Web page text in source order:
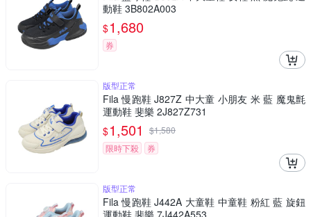
動鞋 3B802A003
$1,680
券
版型正常
Fila 慢跑鞋 J827Z 中大童 小朋友 米 藍 魔鬼氈
運動鞋 斐樂 2J827Z731
$1,501 $1,580
限時下殺
券
版型正常
Fila 慢跑鞋 J442A 大童鞋 中童鞋 粉紅 藍 旋鈕